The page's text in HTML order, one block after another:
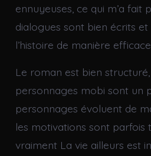
ennuyeuses, ce qui m’a fait
dialogues sont bien écrits
l’histoire de manière
Le roman est bien
personnages mobi sont un
personnages évoluent de
les motivations sont
vraiment La vie ailleurs est